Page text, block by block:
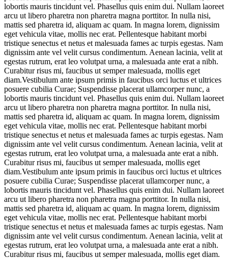
lobortis mauris tincidunt vel. Phasellus quis enim dui. Nullam laoreet
arcu ut libero pharetra non pharetra magna porttitor. In nulla nisi,
mattis sed pharetra id, aliquam ac quam. In magna lorem, dignissim
eget vehicula vitae, mollis nec erat. Pellentesque habitant morbi
tristique senectus et netus et malesuada fames ac turpis egestas. Nam
dignissim ante vel velit cursus condimentum. Aenean lacinia, velit at
egestas rutrum, erat leo volutpat urna, a malesuada ante erat a nibh.
Curabitur risus mi, faucibus ut semper malesuada, mollis eget
diam.Vestibulum ante ipsum primis in faucibus orci luctus et ultrices
posuere cubilia Curae; Suspendisse placerat ullamcorper nunc, a
lobortis mauris tincidunt vel. Phasellus quis enim dui. Nullam laoreet
arcu ut libero pharetra non pharetra magna porttitor. In nulla nisi,
mattis sed pharetra id, aliquam ac quam. In magna lorem, dignissim
eget vehicula vitae, mollis nec erat. Pellentesque habitant morbi
tristique senectus et netus et malesuada fames ac turpis egestas. Nam
dignissim ante vel velit cursus condimentum. Aenean lacinia, velit at
egestas rutrum, erat leo volutpat urna, a malesuada ante erat a nibh.
Curabitur risus mi, faucibus ut semper malesuada, mollis eget
diam.Vestibulum ante ipsum primis in faucibus orci luctus et ultrices
posuere cubilia Curae; Suspendisse placerat ullamcorper nunc, a
lobortis mauris tincidunt vel. Phasellus quis enim dui. Nullam laoreet
arcu ut libero pharetra non pharetra magna porttitor. In nulla nisi,
mattis sed pharetra id, aliquam ac quam. In magna lorem, dignissim
eget vehicula vitae, mollis nec erat. Pellentesque habitant morbi
tristique senectus et netus et malesuada fames ac turpis egestas. Nam
dignissim ante vel velit cursus condimentum. Aenean lacinia, velit at
egestas rutrum, erat leo volutpat urna, a malesuada ante erat a nibh.
Curabitur risus mi, faucibus ut semper malesuada, mollis eget diam.